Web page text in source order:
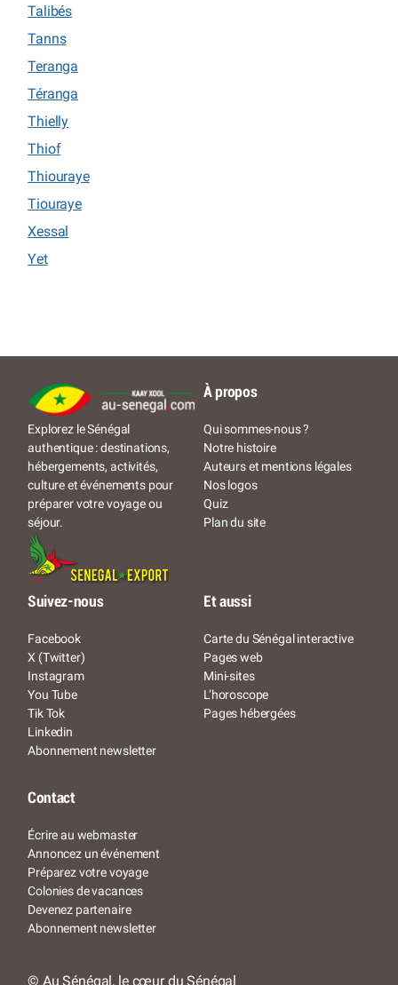
Talibés
Tanns
Teranga
Téranga
Thielly
Thiof
Thiouraye
Tiouraye
Xessal
Yet
Explorez le Sénégal
authentique : destinations,
hébergements, activités,
culture et événements pour
préparer votre voyage ou
séjour.
À propos
Qui sommes-nous ?
Notre histoire
Auteurs et mentions légales
Nos logos
Quiz
Plan du site
Suivez-nous
Facebook
X (Twitter)
Instagram
You Tube
Tik Tok
Linkedin
Abonnement newsletter
Et aussi
Carte du Sénégal interactive
Pages web
Mini-sites
L’horoscope
Pages hébergées
Contact
Écrire au webmaster
Annoncez un événement
Préparez votre voyage
Colonies de vacances
Devenez partenaire
Abonnement newsletter
© Au Sénégal, le cœur du Sénégal